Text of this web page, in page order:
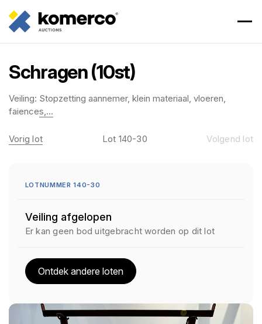
Schragen (10st)
Veiling: Stopzetting aannemer, klein materiaal, vloeren,
faiences,...
Vorig lot Lot 140-30 Volgend lot
LOTNUMMER 140-30
Veiling afgelopen
Er kan geen bod uitgebracht worden op dit lot
Ontdek andere loten